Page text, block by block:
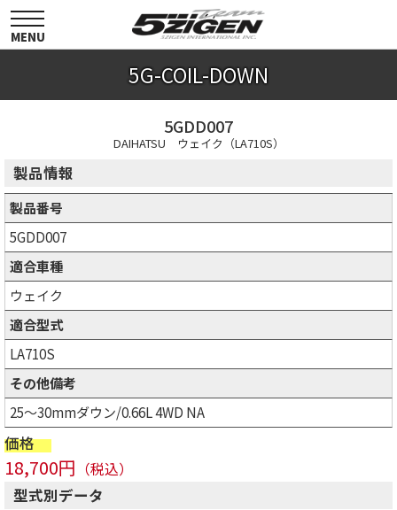
toggle
navigation
MENU
5G-COIL-DOWN
5GDD007
DAIHATSU ウェイク（LA710S）
製品情報
製品番号
5GDD007
適合車種
ウェイク
適合型式
LA710S
その他備考
25～30mmダウン/0.66L 4WD NA
価格
18,700円 （税込）
型式別データ